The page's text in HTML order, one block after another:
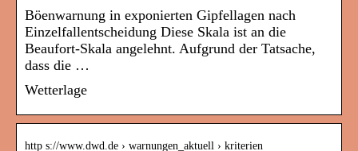
Böenwarnung in exponierten Gipfellagen nach
Einzelfallentscheidung Diese Skala ist an die
Beaufort-Skala angelehnt. Aufgrund der Tatsache,
dass die …
Wetterlage
http s://www.dwd.de › warnungen_aktuell › kriterien